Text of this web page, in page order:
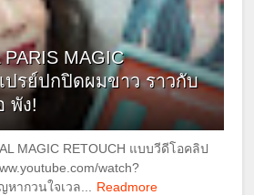
PARIS MAGIC
ปรย์ปกปิดผมขาว ราวกับ
พัง!
MAGIC RETOUCH แบบวีดีโอคลิป
watch?
ากวนใจเวล...
Readmore